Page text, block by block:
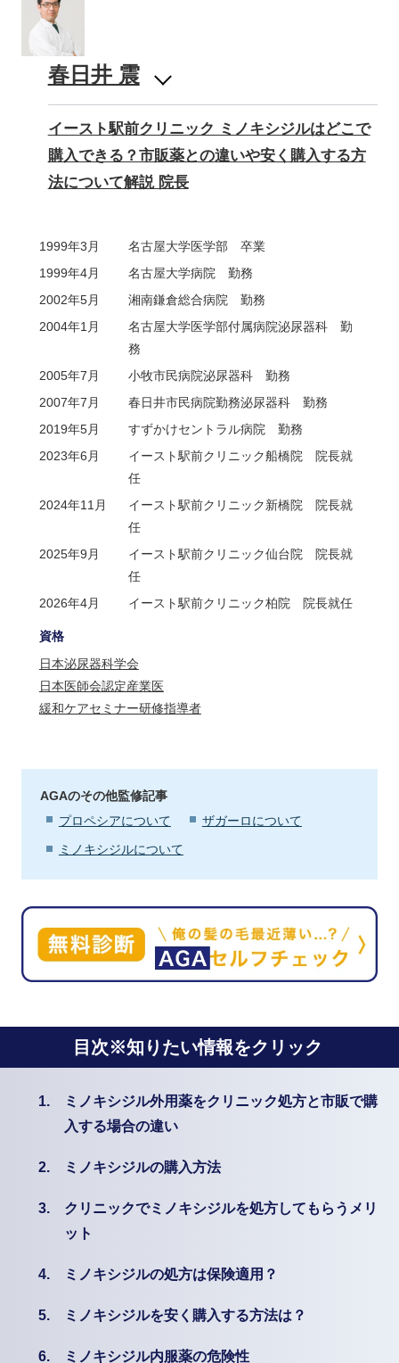
春日井 震
イースト駅前クリニック ミノキシジルはどこで
購入できる？市販薬との違いや安く購入する方
法について解説 院長
1999年3月
名古屋大学医学部 卒業
1999年4月
名古屋大学病院 勤務
2002年5月
湘南鎌倉総合病院 勤務
2004年1月
名古屋大学医学部付属病院泌尿器科 勤
務
2005年7月
小牧市民病院泌尿器科 勤務
2007年7月
春日井市民病院勤務泌尿器科 勤務
2019年5月
すずかけセントラル病院 勤務
2023年6月
イースト駅前クリニック船橋院 院長就
任
2024年11月
イースト駅前クリニック新橋院 院長就
任
2025年9月
イースト駅前クリニック仙台院 院長就
任
2026年4月
イースト駅前クリニック柏院 院長就任
資格
日本泌尿器科学会
日本医師会認定産業医
緩和ケアセミナー研修指導者
AGAのその他監修記事
プロペシアについて
ザガーロについて
ミノキシジルについて
目次※知りたい情報をクリック
1.
ミノキシジル外用薬をクリニック処方と市販で購
入する場合の違い
2. ミノキシジルの購入方法
3.
クリニックでミノキシジルを処方してもらうメリ
ット
4. ミノキシジルの処方は保険適用？
5. ミノキシジルを安く購入する方法は？
6. ミノキシジル内服薬の危険性